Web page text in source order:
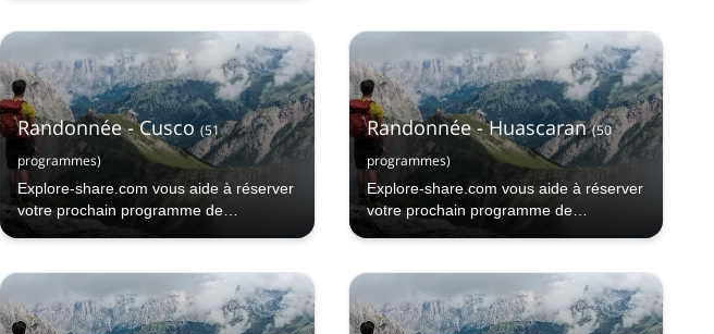
Randonnée - Cusco (51
programmes)
Explore-share.com vous aide à réserver
votre prochain programme de
randonnée à Cusco.
Randonnée - Huascaran (50
programmes)
Explore-share.com vous aide à réserver
votre prochain programme de
randonnée à Huascaran.